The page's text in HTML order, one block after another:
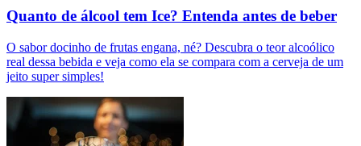
Quanto de álcool tem Ice? Entenda antes de beber
O sabor docinho de frutas engana, né? Descubra o teor alcoólico
real dessa bebida e veja como ela se compara com a cerveja de um
jeito super simples!